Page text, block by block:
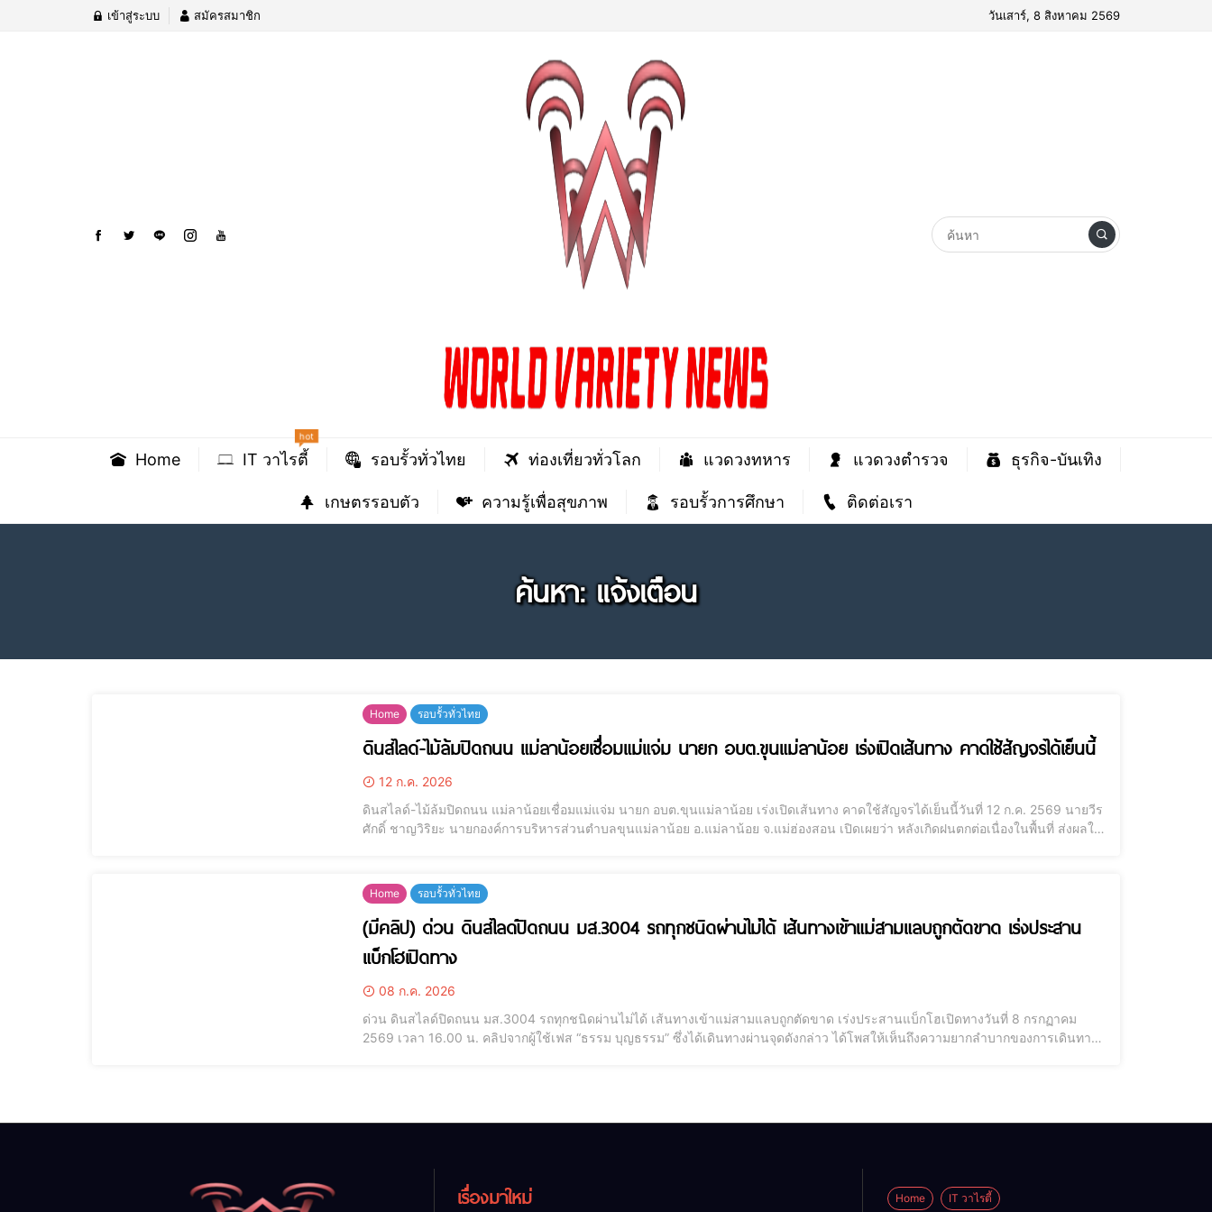
เข้าสู่ระบบ สมัครสมาชิก วันเสาร์, 8 สิงหาคม 2569
Home IT วาไรตี้
hot
รอบรั้วทั่วไทย ท่องเที่ยวทั่วโลก แวดวงทหาร แวดวงตำรวจ ธุรกิจ-บันเทิง
เกษตรรอบตัว ความรู้เพื่อสุขภาพ รอบรั้วการศึกษา ติดต่อเรา
ค้นหา: แจ้งเตือน
Home รอบรั้วทั่วไทย
ดินสไลด์-ไม้ล้มปิดถนน แม่ลาน้อยเชื่อมแม่แจ่ม นายก อบต.ขุนแม่ลาน้อย เร่งเปิดเส้นทาง คาดใช้สัญจรได้เย็นนี้
12 ก.ค. 2026
ดินสไลด์-ไม้ล้มปิดถนน แม่ลาน้อยเชื่อมแม่แจ่ม นายก อบต.ขุนแม่ลาน้อย เร่งเปิดเส้นทาง คาดใช้สัญจรได้เย็นนี้วันที่ 12 ก.ค. 2569 นายวีร
ศักดิ์ ชาญวิริยะ นายกองค์การบริหารส่วนตำบลขุนแม่ลาน้อย อ.แม่ลาน้อย จ.แม่ฮ่องสอน เปิดเผยว่า หลังเกิดฝนตกต่อเนื่องในพื้นที่ ส่งผลให้
Home รอบรั้วทั่วไทย
(มีคลิป) ด่วน ดินสไลด์ปิดถนน มส.3004 รถทุกชนิดผ่านไม่ได้ เส้นทางเข้าแม่สามแลบถูกตัดขาด เร่งประสาน
แบ็กโฮเปิดทาง
08 ก.ค. 2026
ด่วน ดินสไลด์ปิดถนน มส.3004 รถทุกชนิดผ่านไม่ได้ เส้นทางเข้าแม่สามแลบถูกตัดขาด เร่งประสานแบ็กโฮเปิดทางวันที่ 8 กรกฏาคม
2569 เวลา 16.00 น. คลิปจากผู้ใช้เฟส “ธรรม บุญธรรม” ซึ่งได้เดินทางผ่านจุดดังกล่าว ได้โพสให้เห็นถึงความยากลำบากของการเดินทาง
เรื่องมาใหม่ Home IT วาไรตี้